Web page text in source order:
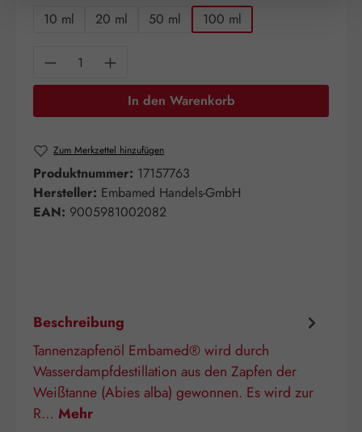
10 ml 20 ml 50 ml 100 ml
Produkt Anzahl: Gib den gewünschten
In den Warenkorb
Zum Merkzettel hinzufügen
Produktnummer: 17157763
Hersteller: Embamed Handels-GmbH
EAN: 9005981002082
Beschreibung
Tannenzapfenöl Embamed® wird durch
Wasserdampfdestillation aus den Zapfen der
Weißtanne (Abies alba) gewonnen. Es wird zur
R… Mehr